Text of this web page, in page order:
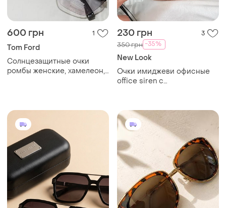
600 грн 1
Tom Ford
Солнцезащитные очки
ромбы женские, хамелеон,
230 грн 3
350 грн -35%
New Look
Очки имиджеви офисные
office siren с